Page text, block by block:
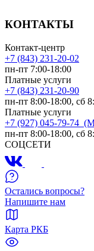
КОНТАКТЫ
Контакт-центр
+7 (843) 231-20-02
пн-пт 7:00-18:00
Платные услуги
+7 (843) 231-20-90
пн-пт 8:00-18:00, сб
Платные услуги
+7 (927) 045-79-74
пн-пт 8:00-18:00, сб
СОЦСЕТИ
Остались вопросы?
Напишите нам
Карта РКБ